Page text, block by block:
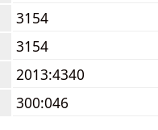
3154
3154
2013:4340
300:046